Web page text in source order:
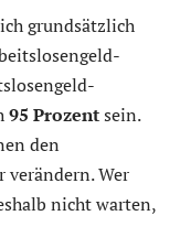
grundsätzlich
95 Prozentsein.
den
verändern. Wer
nicht warten,